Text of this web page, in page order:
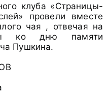
клуба «Страницы-
провели вместе
чая , отвечая на
ко дню памяти
Пушкина.